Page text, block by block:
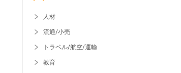
人材
流通/小売
トラベル/航空/運輸
教育